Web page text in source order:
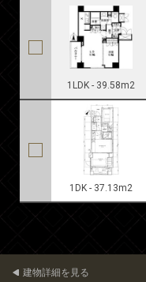
1LDK - 39.58m2
1DK - 37.13m2
建物詳細を見る